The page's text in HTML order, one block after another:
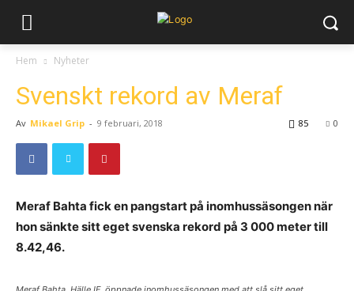
Hem Nyheter
Svenskt rekord av Meraf
Av Mikael Grip - 9 februari, 2018 0
85
Meraf Bahta fick en pangstart på inomhussäsongen när
hon sänkte sitt eget svenska rekord på 3 000 meter till
8.42,46.